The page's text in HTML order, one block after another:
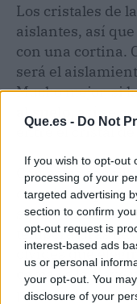
Que.es - Do Not
If you wish to opt-out
processing of your
targeted advertising
section to confirm
opt-out request is
interest-based ads
us or personal
your opt-out. You
disclosure of your
Los cristales de
aislantes, así
con una cortina.
será el
Mucho mejor, si
al suelo
, así se
entre el cristal
Con estos
dormitorio
sueño, incluso
temperaturas
olvides que
camaes la clave
perfecto.